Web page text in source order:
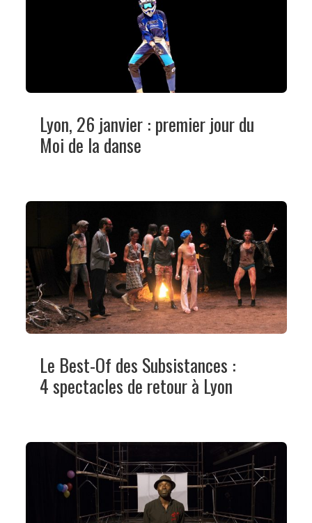
Lyon, 26 janvier : premier jour du
Moi de la danse
Le Best-Of des Subsistances :
4 spectacles de retour à Lyon